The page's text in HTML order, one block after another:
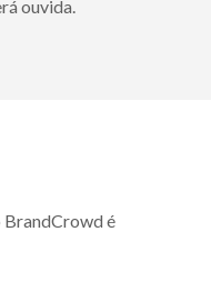
ouvida.
é